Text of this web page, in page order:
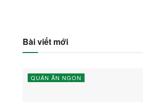
Bài viết mới
QUÁN ĂN NGON